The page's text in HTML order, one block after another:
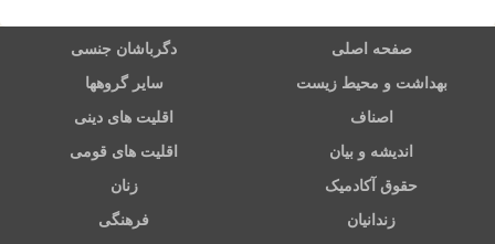
صفحه اصلی دگرباشان جنسی
بهداشت و محیط زیست سایر گروهها
اصناف اقلیت های دینی
اندیشه و بیان اقلیت های قومی
حقوق آکادمیک زنان
زندانیان فرهنگی